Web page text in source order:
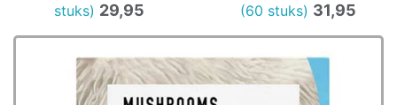
stuks) 29,95
(60 stuks) 31,95